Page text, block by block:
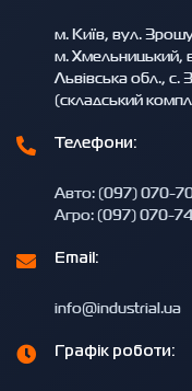
м. Київ, вул.
м. Хмельницький,
Львівська обл.,
(складський
Телефони:
Авто: (097) 070-
Агро: (097) 070-
Email:
info@industrial.ua
Графік роботи: